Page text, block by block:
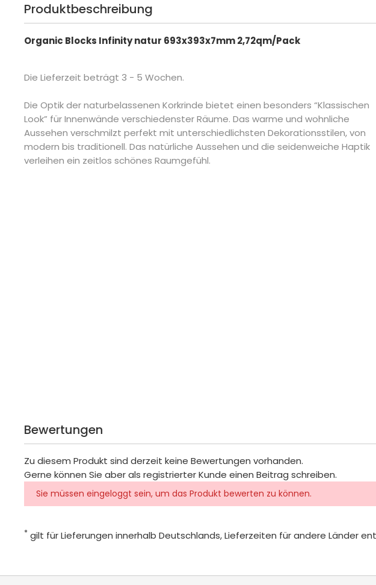
Produktbeschreibung
Organic Blocks Infinity natur 693x393x7mm 2,72qm/Pack
Die Lieferzeit beträgt 3 - 5 Wochen.
Die Optik der naturbelassenen Korkrinde bietet einen besonders “Klassischen
Look” für Innenwände verschiedenster Räume. Das warme und wohnliche
Aussehen verschmilzt perfekt mit unterschiedlichsten Dekorationsstilen, von
modern bis traditionell. Das natürliche Aussehen und die seidenweiche Haptik
verleihen ein zeitlos schönes Raumgefühl.
Bewertungen
Zu diesem Produkt sind derzeit keine Bewertungen vorhanden.
Gerne können Sie aber als registrierter Kunde einen Beitrag schreiben.
Sie müssen eingeloggt sein, um das Produkt bewerten zu können.
* gilt für Lieferungen innerhalb Deutschlands, Lieferzeiten für andere Länder